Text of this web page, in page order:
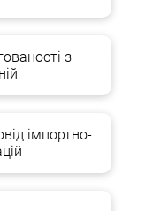
з
імпортно-